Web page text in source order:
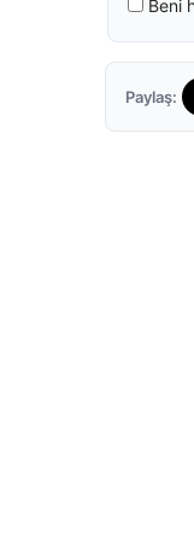
Beni
Paylaş: